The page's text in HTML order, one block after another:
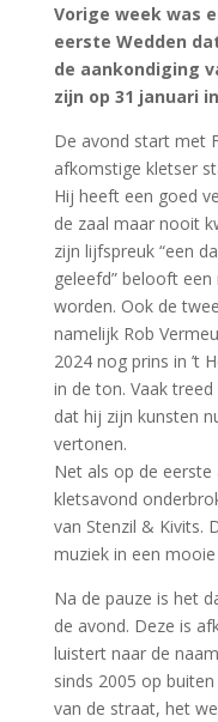
Vorige week was
eerste Wedden
de aankondiging
zijn op 31 januari
De avond start met
afkomstige kletser
Hij heeft een goed
de zaal maar nooit
zijn lijfspreuk “een
geleefd” belooft
worden. Ook de
namelijk Rob
2024 nog prins in ’t
in de ton. Vaak
dat hij zijn kunsten
vertonen.
Net als op de
kletsavond
van Stenzil & Kivits.
muziek in een
Na de pauze is het
de avond. Deze is
luistert naar de
sinds 2005 op
van de straat, het